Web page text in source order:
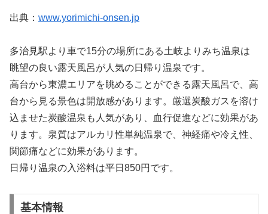
出典： www.yorimichi-onsen.jp
多治見駅より車で15分の場所にある土岐よりみち温泉は
眺望の良い露天風呂が人気の日帰り温泉です。
高台から東濃エリアを眺めることができる露天風呂で、高
台から見る景色は開放感があります。厳選炭酸ガスを溶け
込ませた炭酸温泉も人気があり、血行促進などに効果があ
ります。泉質はアルカリ性単純温泉で、神経痛や冷え性、
関節痛などに効果があります。
日帰り温泉の入浴料は平日850円です。
基本情報